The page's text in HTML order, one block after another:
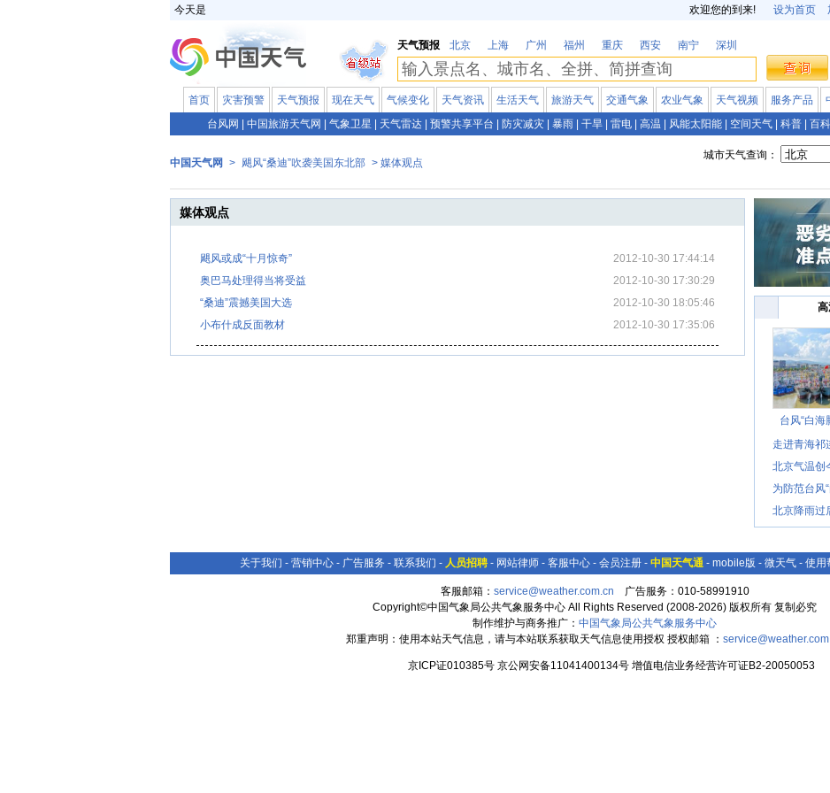
今天是 欢迎您的到来! 设为首页
天气预报 北京 上海 广州 福州 重庆 西安 南宁 深圳
首页 灾害预警 天气预报 现在天气 气候变化 天气资讯 生活天气 旅游天气 交通气象 农业气象 天气视频 服务产品
台风网
中国旅游天气网 气象卫星 天气雷达 预警共享平台 防灾减灾 暴雨 干旱 雷电 高温 风能太阳能 空间天气 科普 百科
中国天气网 > 飓风“桑迪”吹袭美国东北部 > 媒体观点
城市天气查询：
媒体观点
飓风或成“十月惊奇”
2012-10-30 17:44:14
奥巴马处理得当将受益
2012-10-30 17:30:29
“桑迪”震撼美国大选
2012-10-30 18:05:46
小布什成反面教材
2012-10-30 17:35:06
台风“白海
走进青海祁
北京气温创
为防范台风
北京降雨过
关于我们 - 营销中心 - 广告服务 - 联系我们 - 人员招聘 - 网站律师 - 客服中心 - 会员注册 - 中国天气通 - mobile版 - 微天气 - 使用
客服邮箱： service@weather.com.cn 广告服务：010-58991910
Copyright©中国气象局公共气象服务中心 All Rights Reserved (2008-2026) 版权所有 复制必究
制作维护与商务推广： 中国气象局公共气象服务中心
郑重声明：使用本站天气信息，请与本站联系获取天气信息使用授权 授权邮箱 ：
京ICP证010385号 京公网安备11041400134号 增值电信业务经营许可证B2-20050053